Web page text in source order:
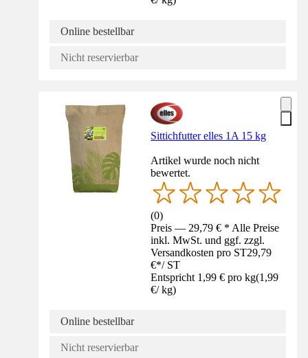
Online bestellbar
Nicht reservierbar
Sittichfutter elles 1A 15 kg
Artikel wurde noch nicht
bewertet.
(0)
Preis — 29,79 € * Alle Preise
inkl. MwSt. und ggf. zzgl.
Versandkosten pro ST29,79
€*/ ST
Entspricht 1,99 € pro kg(1,99
€/ kg)
Online bestellbar
Nicht reservierbar